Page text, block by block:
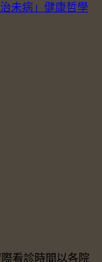
未病」健康哲學
看診時間以各院